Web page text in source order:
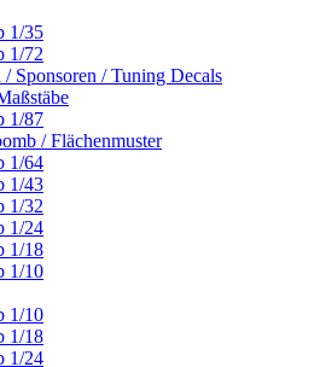
1/35
1/72
/ Sponsoren / Tuning Decals
1/87
/ Flächenmuster
1/64
1/43
1/32
1/24
1/18
1/10
1/10
1/18
1/24